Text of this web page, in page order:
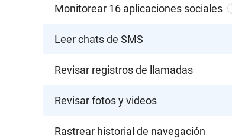
Monitorear 16 aplicaciones sociales
Leer chats de SMS
Revisar registros de llamadas
Revisar fotos y videos
Rastrear historial de navegación